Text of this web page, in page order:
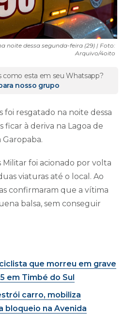
noite dessa segunda-feira (29) | Foto:
Arquivo/4oito
como esta em seu Whatsapp?
nosso grupo
foi resgatado na noite dessa
ficar à deriva na Lagoa de
Garopaba.
Militar foi acionado por volta
viaturas até o local. Ao
confirmaram que a vítima
balsa, sem conseguir
que morreu em grave
em Timbé do Sul
carro, mobiliza
bloqueio na Avenida